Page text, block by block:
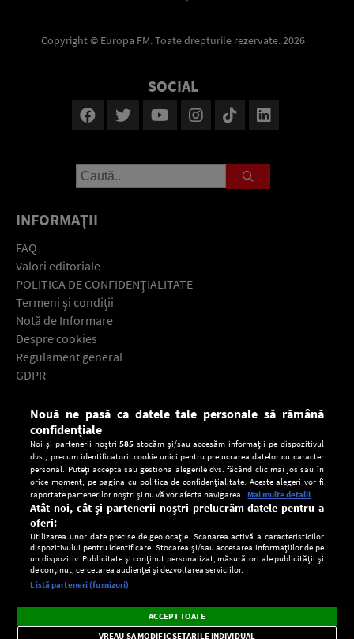
Copyright © Europa FM. Toate drepturile rezervate. 2026
SOCIAL
INFORMAŢII
FAQ
Valori editoriale
POLITICA DE CONFIDENŢIALITATE
Termeni şi condiţii
Notă de Informare
Despre cookies
Regulament general
GDPR
Descarcă gratuit aplicaţia Europa FM pentru smartphone:
Setări:
Dark
Mode
Radio live, podcasturi, știri și alerte
importante.
×
Nouă ne pasă ca datele tale personale să rămână
confidențiale
Noi și partenerii noștri585 stocăm și/sau accesăm informații pe dispozitivul
dvs., precum identificatorii cookie unici pentru prelucrarea datelor cu caracter
personal. Puteți accepta sau gestiona alegerile dvs. făcând clic mai jos sau în
orice moment, pe pagina cu politica de confidențialitate. Aceste alegeri vor fi
raportate partenerilor noștri și nu vă vor afecta navigarea. Mai multe detalii
Atât noi, cât și partenerii noștri prelucrăm datele pentru a
oferi:
Utilizarea unor date precise de geolocație. Scanarea activă a caracteristicilor
dispozitivului pentru identificare. Stocarea și/sau accesarea informațiilor de pe
un dispozitiv. Publicitate și conținut personalizat, măsurători ale publicității și
de conținut, cercetarea audienței și dezvoltarea serviciilor.
Listă parteneri (furnizori)
ACCEPT TOATE
VREAU SA MODIFIC SETARILE INDIVIDUAL